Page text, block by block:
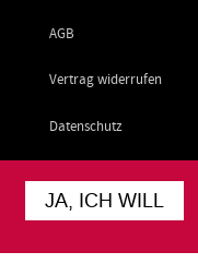
JA, ICH WILL
AGB
Vertrag widerrufen
Datenschutz